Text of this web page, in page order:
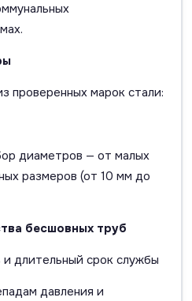
проверенных марок стали:
диаметров — от малых
размеров (от 10 мм до
бесшовных труб
длительный срок службы
давления и